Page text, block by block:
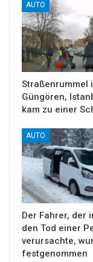
AUTO
Straßenrummel
Güngören,
kam zu einer
AUTO
Der Fahrer, der
den Tod einer
verursachte,
festgenommen